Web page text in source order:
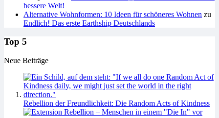
bessere Welt!
Alternative Wohnformen: 10 Ideen für schöneres Wohnen zu
Endlich! Das erste Earthship Deutschlands
Top 5
Neue Beiträge
Rebellion der Freundlichkeit: Die Random Acts of Kindness